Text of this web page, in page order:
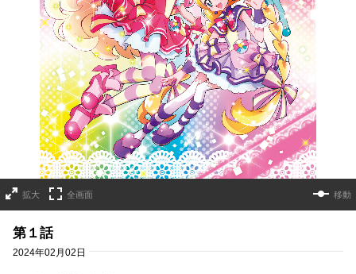
拡大 全画面 移動
第１話
2024年02月02日